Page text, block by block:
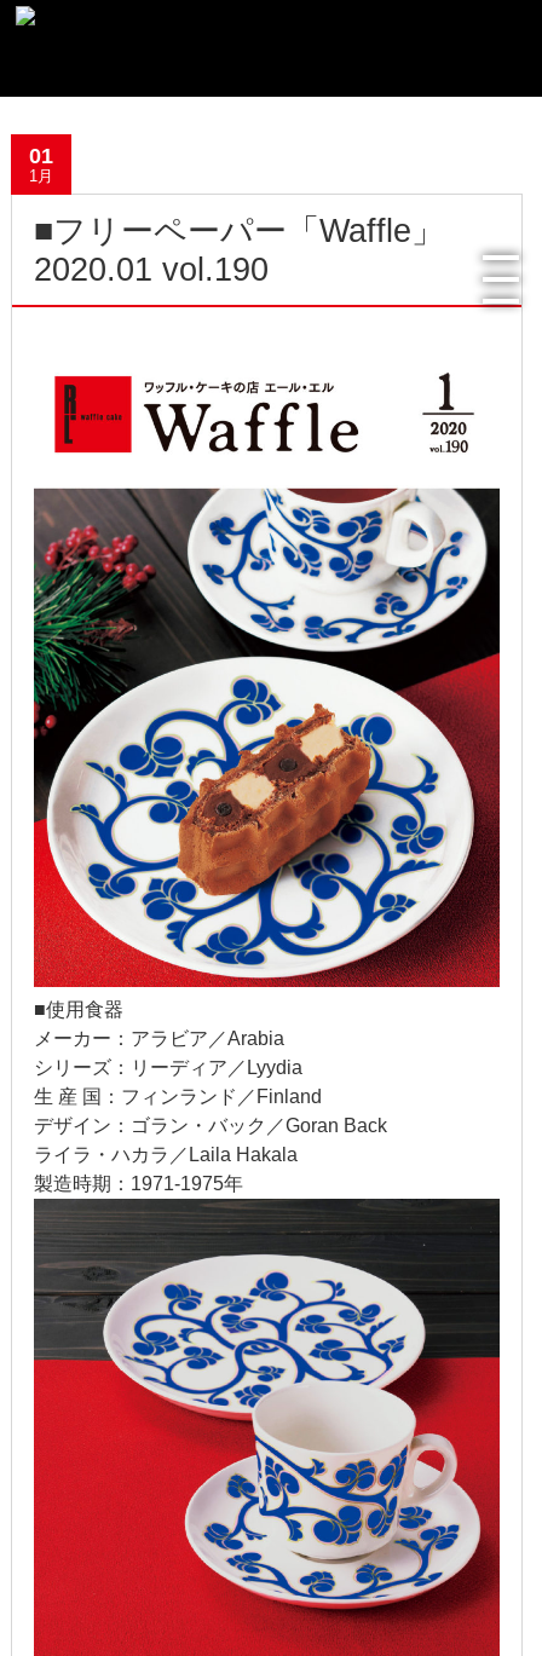
メディア掲載情報
フリーペーパー使用食器紹介
過去の記事
2022年4月
2022年1月
2021年12月
2021年9月
2021年6月
2021年4月
2020年11月
2020年8月
2020年4月
2020年2月
2020年1月
2019年12月
2019年11月
2019年10月
2019年9月
2019年8月
2019年7月
2019年6月
2019年5月
2019年4月
2019年3月
01
1月
■フリーペーパー「Waffle」
2020.01 vol.190
■使用食器
メーカー：アラビア／Arabia
シリーズ：リーディア／Lyydia
生 産 国：フィンランド／Finland
デザイン：ゴラン・バック／Goran Back
ライラ・ハカラ／Laila Hakala
製造時期：1971-1975年